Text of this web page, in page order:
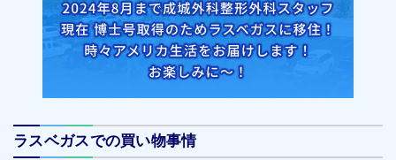
ラスベガスでの買い物事情